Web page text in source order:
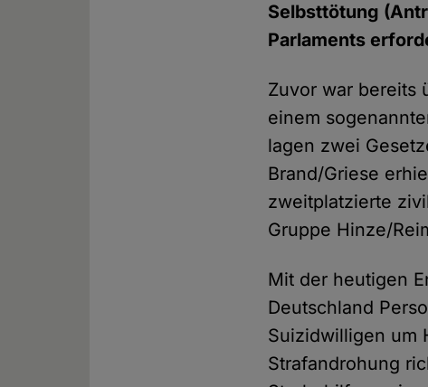
Selbsttötung
Parlaments
Zuvor war bereits
einem
lagen zwei
Brand/Griese
zweitplatzierte
Gruppe Hinze/
Mit der heutigen
Deutschland
Suizidwilligen um
Strafandrohung